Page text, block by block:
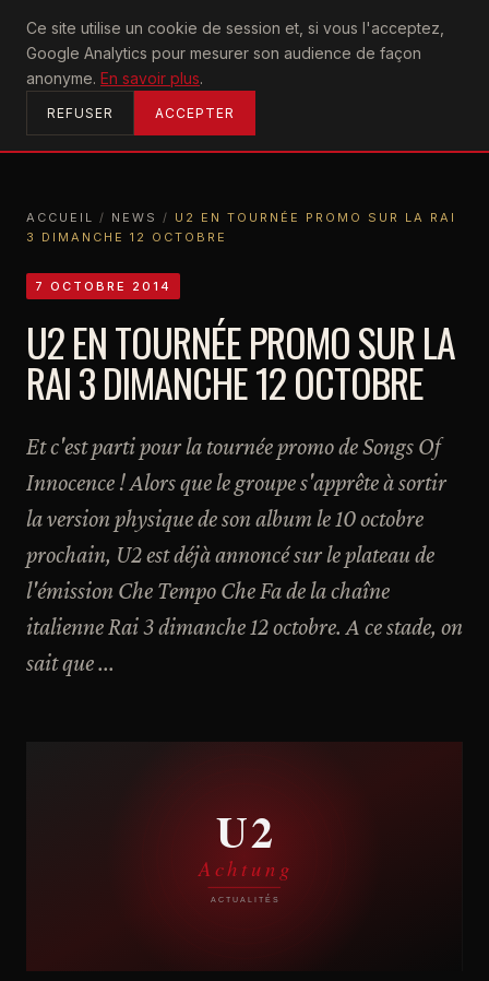
Ce site utilise un cookie de session et, si vous l'acceptez,
Google Analytics pour mesurer son audience de façon
anonyme. En savoir plus.
REFUSER ACCEPTER
U2achtung
ACCUEIL
ACCUEIL / NEWS / U2 EN TOURNÉE PROMO SUR LA RAI
3 DIMANCHE 12 OCTOBRE
7 OCTOBRE 2014
U2 EN TOURNÉE PROMO SUR LA
RAI 3 DIMANCHE 12 OCTOBRE
Et c'est parti pour la tournée promo de Songs Of
Innocence ! Alors que le groupe s'apprête à sortir
la version physique de son album le 10 octobre
prochain, U2 est déjà annoncé sur le plateau de
l'émission Che Tempo Che Fa de la chaîne
italienne Rai 3 dimanche 12 octobre. A ce stade, on
sait que ...